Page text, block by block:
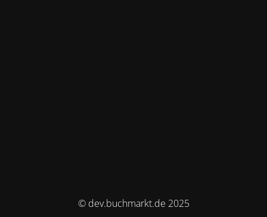
© dev.buchmarkt.de 2025